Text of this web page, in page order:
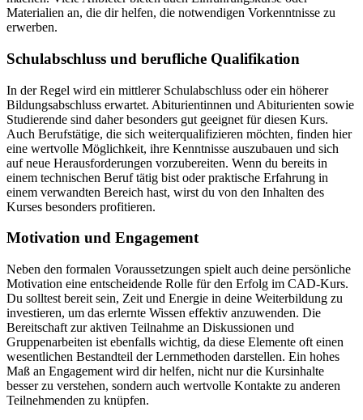
Materialien an, die dir helfen, die notwendigen Vorkenntnisse zu
erwerben.
Schulabschluss und berufliche Qualifikation
In der Regel wird ein mittlerer Schulabschluss oder ein höherer
Bildungsabschluss erwartet. Abiturientinnen und Abiturienten sowie
Studierende sind daher besonders gut geeignet für diesen Kurs.
Auch Berufstätige, die sich weiterqualifizieren möchten, finden hier
eine wertvolle Möglichkeit, ihre Kenntnisse auszubauen und sich
auf neue Herausforderungen vorzubereiten. Wenn du bereits in
einem technischen Beruf tätig bist oder praktische Erfahrung in
einem verwandten Bereich hast, wirst du von den Inhalten des
Kurses besonders profitieren.
Motivation und Engagement
Neben den formalen Voraussetzungen spielt auch deine persönliche
Motivation eine entscheidende Rolle für den Erfolg im CAD-Kurs.
Du solltest bereit sein, Zeit und Energie in deine Weiterbildung zu
investieren, um das erlernte Wissen effektiv anzuwenden. Die
Bereitschaft zur aktiven Teilnahme an Diskussionen und
Gruppenarbeiten ist ebenfalls wichtig, da diese Elemente oft einen
wesentlichen Bestandteil der Lernmethoden darstellen. Ein hohes
Maß an Engagement wird dir helfen, nicht nur die Kursinhalte
besser zu verstehen, sondern auch wertvolle Kontakte zu anderen
Teilnehmenden zu knüpfen.